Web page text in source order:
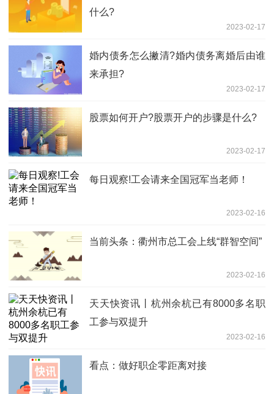
什么?
2023-02-17
婚内债务怎么撇清?婚内债务离婚后由谁
来承担?
2023-02-17
股票如何开户?股票开户的步骤是什么?
2023-02-17
每日观察!工会请来全国冠军当老师！
2023-02-16
当前头条：衢州市总工会上线“群智空间”
2023-02-16
天天快资讯丨杭州余杭已有8000多名职
工参与双提升
2023-02-16
看点：做好职企零距离对接